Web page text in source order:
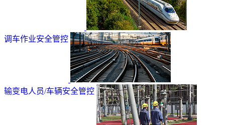
调车作业安全管控
输变电人员/车辆安全管控